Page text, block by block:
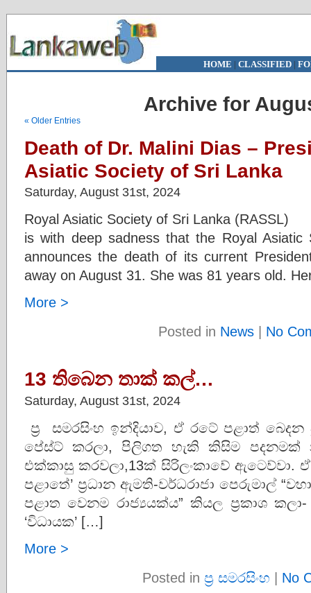
HOME | CLASSIFIED|
Archive for
« Older Entries
Death of Dr. Malini Dias –
Asiatic Society of Sri Lanka
Saturday, August 31st, 2024
Royal Asiatic Society of Sri Lanka
is with deep sadness that the Royal Asiatic
announces the death of its current
away on August 31. She was 81 years old.
More >
Posted in News| No
13 තිබෙන තාක් කල්…
Saturday, August 31st, 2024
ප්‍ර සමරසිංහ ඉන්දියාව, ඒ රටේ පළාත්
පේස්ට් කරලා, පිලිගත හැකි කිසිම පදනමක්
එක්කාසු කරවලා,13ක් සිරිලංකාවේ ඇටෙව්වා.
පළාතේ’ ප්‍රධාන ඇමති-වර්ධරාජා පෙරුමාල්
පළාත වෙනම රාජ්‍යයක්ය” කියල ප්‍රකාශ
‘විධායක’ […]
More >
Posted in ප්‍ර සමරසිංහ | No